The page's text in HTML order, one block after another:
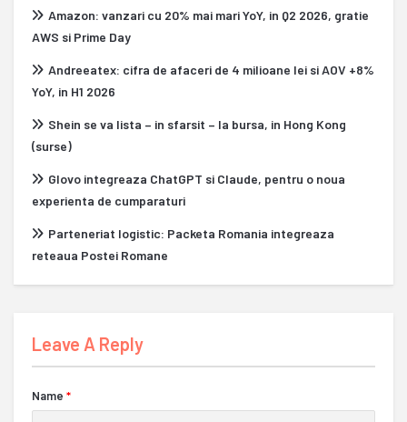
Amazon: vanzari cu 20% mai mari YoY, in Q2 2026, gratie
AWS si Prime Day
Andreeatex: cifra de afaceri de 4 milioane lei si AOV +8%
YoY, in H1 2026
Shein se va lista – in sfarsit – la bursa, in Hong Kong
(surse)
Glovo integreaza ChatGPT si Claude, pentru o noua
experienta de cumparaturi
Parteneriat logistic: Packeta Romania integreaza
reteaua Postei Romane
Leave A Reply
Name *